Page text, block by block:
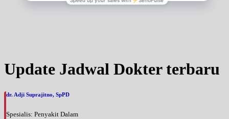
Update Jadwal Dokter terbaru
dr. Adji Suprajitno, SpPD
Spesialis: Penyakit Dalam